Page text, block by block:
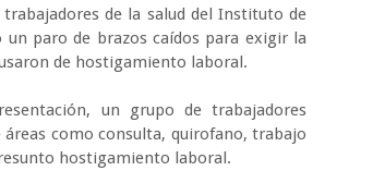
de la salud del Instituto de
paro de brazos caídos para exigir la
de hostigamiento laboral.
un grupo de trabajadores
áreas como consulta, quirofano, trabajo
hostigamiento laboral.